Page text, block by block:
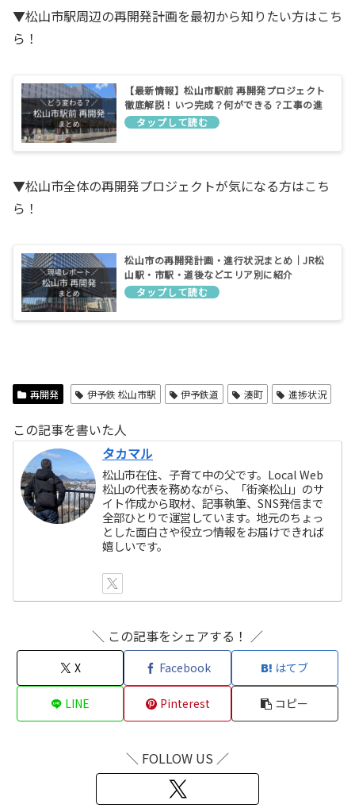
▼松山市駅周辺の再開発計画を最初から知りたい方はこち
ら！
【最新情報】松山市駅前 再開発プロジェクト
徹底解説！いつ完成？何ができる？工事の進
捗は？
▼松山市全体の再開発プロジェクトが気になる方はこち
ら！
松山市の再開発計画・進行状況まとめ｜JR松
山駅・市駅・道後などエリア別に紹介
再開発 伊予鉄 松山市駅 伊予鉄道 湊町 進捗状況
この記事を書いた人
タカマル
松山市在住、子育て中の父です。Local Web
松山の代表を務めながら、「街楽松山」のサ
イト作成から取材、記事執筆、SNS発信まで
全部ひとりで運営しています。地元のちょっ
とした面白さや役立つ情報をお届けできれば
嬉しいです。
＼ この記事をシェアする！ ／
X Facebook はてブ
LINE Pinterest コピー
＼ FOLLOW US ／